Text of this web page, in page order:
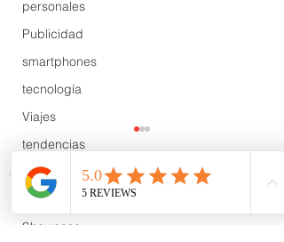
personales
Publicidad
smartphones
tecnología
Viajes
tendencias
Wow
B2B
Showcase
Comentarios